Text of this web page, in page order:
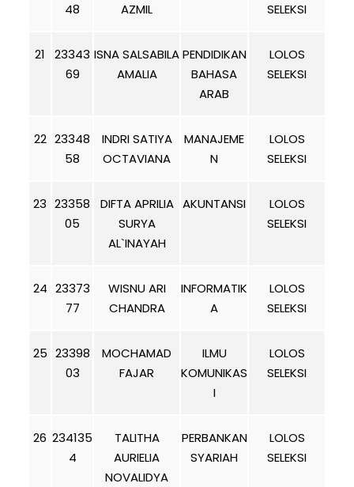
48
AZMIL
SELEKSI
21
23343
69
ISNA SALSABILA
AMALIA
PENDIDIKAN
BAHASA
ARAB
LOLOS
SELEKSI
22 23348
58
INDRI SATIYA
OCTAVIANA
MANAJEME
N
LOLOS
SELEKSI
23 23358
05
DIFTA APRILIA
SURYA
AL`INAYAH
AKUNTANSI
LOLOS
SELEKSI
24 23373
77
WISNU ARI
CHANDRA
INFORMATIK
A
LOLOS
SELEKSI
25 23398
03
MOCHAMAD
FAJAR
ILMU
KOMUNIKAS
I
LOLOS
SELEKSI
26 234135
4
TALITHA
AURIELIA
NOVALIDYA
PERBANKAN
SYARIAH
LOLOS
SELEKSI